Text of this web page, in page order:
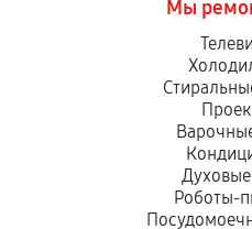
Мы
Роботы-